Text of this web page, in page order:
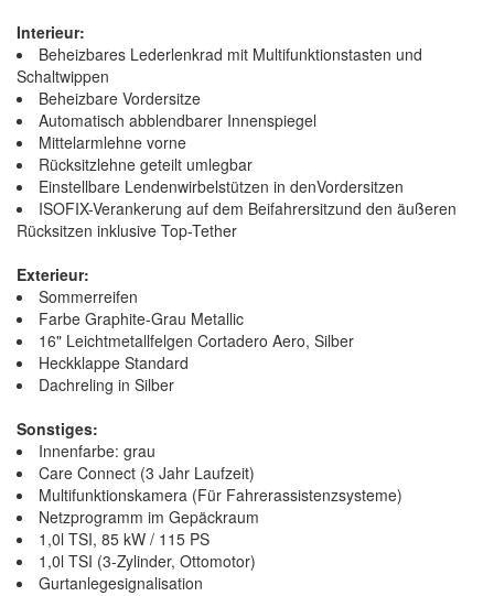
Interieur:
Beheizbares Lederlenkrad mit Multifunktionstasten und
Schaltwippen
Beheizbare Vordersitze
Automatisch abblendbarer Innenspiegel
Mittelarmlehne vorne
Rücksitzlehne geteilt umlegbar
Einstellbare Lendenwirbelstützen in denVordersitzen
ISOFIX-Verankerung auf dem Beifahrersitzund den äußeren
Rücksitzen inklusive Top-Tether
Exterieur:
Sommerreifen
Farbe Graphite-Grau Metallic
16" Leichtmetallfelgen Cortadero Aero, Silber
Heckklappe Standard
Dachreling in Silber
Sonstiges:
Innenfarbe: grau
Care Connect (3 Jahr Laufzeit)
Multifunktionskamera (Für Fahrerassistenzsysteme)
Netzprogramm im Gepäckraum
1,0l TSI, 85 kW / 115 PS
1,0l TSI (3-Zylinder, Ottomotor)
Gurtanlegesignalisation